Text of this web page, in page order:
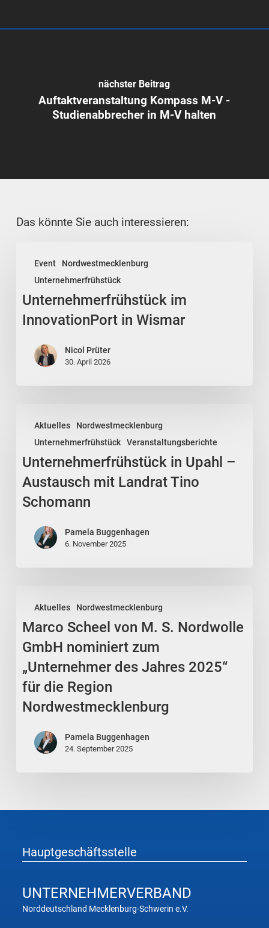
nächster Beitrag
Auftaktveranstaltung Kompass M-V -
Studienabbrecher in M-V halten
Das könnte Sie auch interessieren:
Event
Nordwestmecklenburg
Unternehmerfrühstück
InnovationPort
in
Wismar
Unternehmerfrühstück im
InnovationPort in Wismar
Nicol Prüter
30. April 2026
Aktuelles
Nordwestmecklenburg
Unternehmerfrühstück
Veranstaltungsberichte
Upahl
–
Austausch
mit
Tino
Schomann
Unternehmerfrühstück in Upahl –
Austausch mit Landrat Tino
Schomann
Pamela Buggenhagen
6. November 2025
Aktuelles Nordwestmecklenburg
Scheel
von
M.
Nordwolle
GmbH
nominiert
„Unternehmer
für
Region
Nordwestmecklenburg
Marco Scheel von M. S. Nordwolle
GmbH nominiert zum
„Unternehmer des Jahres 2025“
für die Region
Nordwestmecklenburg
Pamela Buggenhagen
24. September 2025
Hauptgeschäftsstelle
UNTERNEHMERVERBAND
Norddeutschland Mecklenburg-Schwerin e.V.